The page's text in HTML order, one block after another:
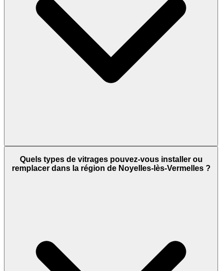
Quels types de vitrages pouvez-vous installer ou
remplacer dans la région de Noyelles-lès-Vermelles ?